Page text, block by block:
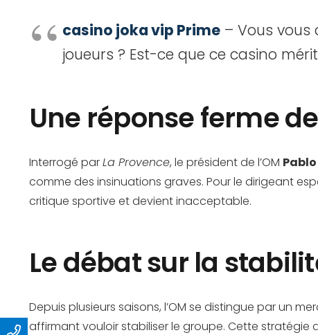
casino joka vip Prime – Vous vous
joueurs ? Est-ce que ce casino
Une réponse ferme
Interrogé parLa Provence, le président de l’OM
comme des insinuations graves. Pour le dirigeant
critique sportive et devient inacceptable.
Le débat sur la
Depuis plusieurs saisons, l’OM se distingue par un
affirmant vouloir stabiliser le groupe. Cette stratégie